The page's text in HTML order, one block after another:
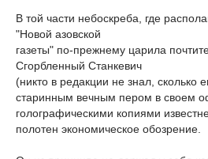
В той части небоскреба, где
"Новой азовской
газеты" по-прежнему царила
Сгорбленный Станкевич
(никто в редакции не знал, сколько
старинным вечным пером в своем
голографическими копиями
полотен экономическое обозрение.